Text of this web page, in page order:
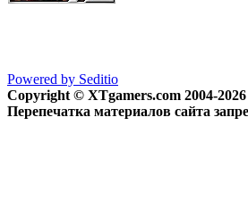
Powered by Seditio
Copyright © XTgamers.com 2004-2026
Перепечатка материалов сайта